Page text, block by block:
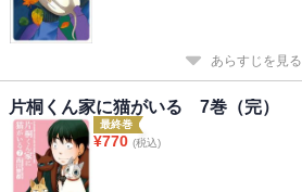
あらすじを見る
片桐くん家に猫がいる 7巻（完）
最終巻
¥770 (税込)